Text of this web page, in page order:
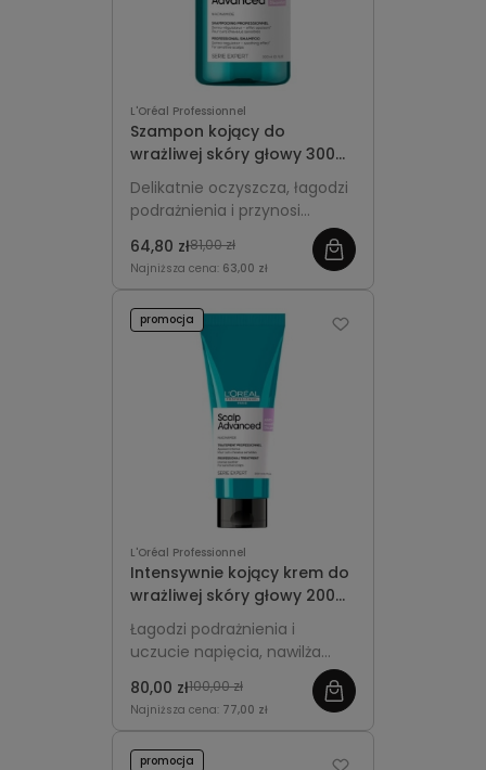
L'Oréal Professionnel
Szampon kojący do
wrażliwej skóry głowy 300ml
- L'Oréal Professionnel
Scalp Advanced Anti-
Discomfort
Delikatnie oczyszcza, łagodzi
podrażnienia i przynosi
natychmiastowy komfort
wrażliwej skórze głowy.
64,80 zł81,00 zł
Najniższa cena: 63,00 zł
L'Oréal Professionnel
Intensywnie kojący krem do
wrażliwej skóry głowy 200ml
- L'Oréal Professionnel
Scalp Advanced Anti-
Discomfort
Łagodzi podrażnienia i
uczucie napięcia, nawilża
delikatnej i wrażliwej skórze
głowy.
80,00 zł100,00 zł
Najniższa cena: 77,00 zł
promocja
promocja